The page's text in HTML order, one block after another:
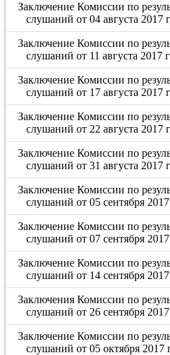
Заключение Комиссии по
слушаний от 04 августа 2017
Заключение Комиссии по
слушаний от 11 августа 2017
Заключение Комиссии по
слушаний от 17 августа 2017
Заключение Комиссии по
слушаний от 22 августа 2017
Заключение Комиссии по
слушаний от 31 августа 2017
Заключение Комиссии по
слушаний от 05 сентября 2017
Заключение Комиссии по
слушаний от 07 сентября 2017
Заключение Комиссии по
слушаний от 14 сентября 2017
Заключения Комиссии по
слушаний от 26 сентября 2017
Заключение Комиссии по
слушаний от 05 октября 2017